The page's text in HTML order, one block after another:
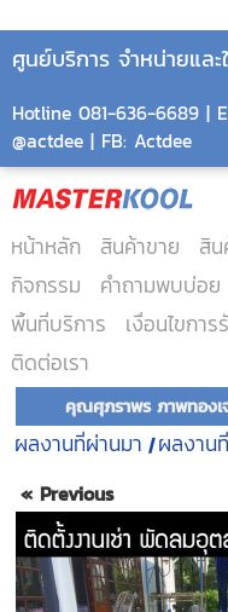
ศูนย์บริการ จำหน่ายและ
Hotline 081-636-6689 |
@actdee | FB: Actdee
หน้าหลัก สินค้าขาย สิน
กิจกรรม
คำถามพบบ่อย
พื้นที่บริการ
เงื่อนไขกา
ติดต่อเรา
คุณศุภราพร ภาพทอง
ผลงานที่ผ่านมา | ผลงาน
« Previous